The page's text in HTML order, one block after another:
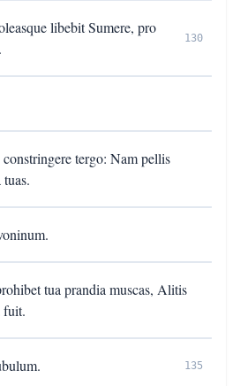
libebit Sumere, pro
130
tergo: Nam pellis
tua prandia muscas, Alitis
fuit.
135